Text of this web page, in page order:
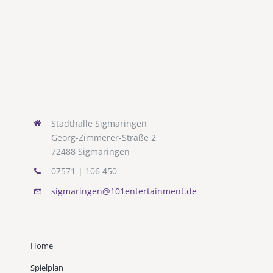
Stadthalle Sigmaringen
Georg-Zimmerer-Straße 2
72488 Sigmaringen
07571 | 106 450
sigmaringen@101entertainment.de
Home
Spielplan